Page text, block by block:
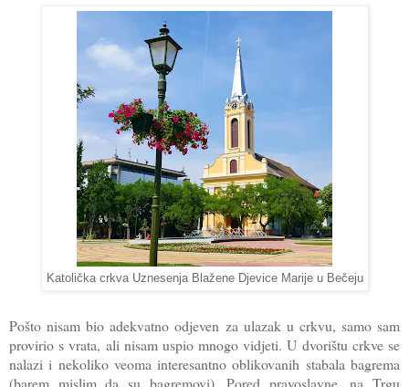
Katolička crkva Uznesenja Blažene Djevice Marije u Bečeju
Pošto nisam bio adekvatno odjeven za ulazak u crkvu, samo sam
provirio s vrata, ali nisam uspio mnogo vidjeti. U dvorištu crkve se
nalazi i nekoliko veoma interesantno oblikovanih stabala bagrema
(barem mislim da su bagremovi). Pored pravoslavne, na Trgu